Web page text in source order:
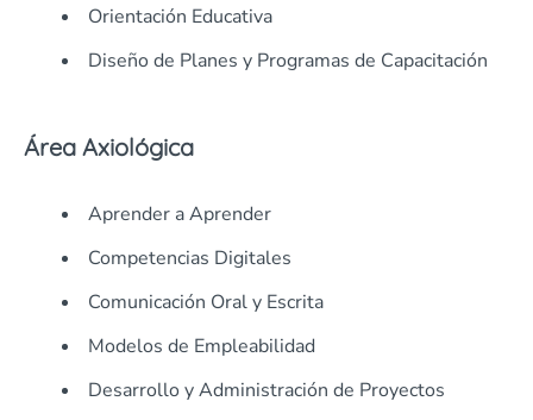
Orientación Educativa
Diseño de Planes y Programas de Capacitación
Área Axiológica
Aprender a Aprender
Competencias Digitales
Comunicación Oral y Escrita
Modelos de Empleabilidad
Desarrollo y Administración de Proyectos